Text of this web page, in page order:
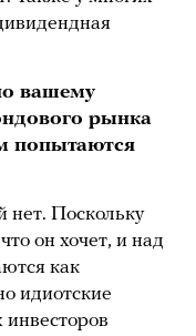
вашему
рынка
попытаются
нет. Поскольку
он хочет, и над
как
идиотские